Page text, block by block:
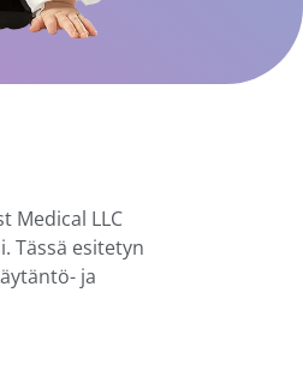
Medical LLC
Tässä esitetyn
ja